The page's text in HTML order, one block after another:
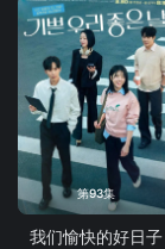
第93集
我们愉快的好日子